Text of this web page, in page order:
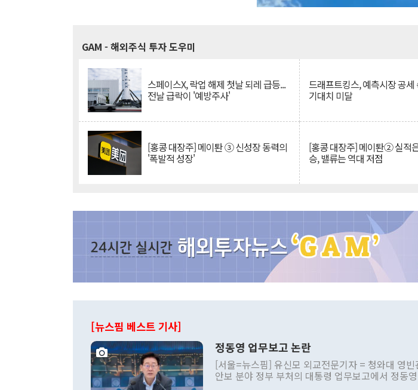
GAM - 해외주식 투자 도우미
스페이스X, 락업 해제 첫날 되레 급등...
전날 급락이 '예방주사'
드래프트킹스, 예측시장 공세
기대치 미달
[홍콩 대장주] 메이퇀 ③ 신성장 동력의
'폭발적 성장'
[홍콩 대장주] 메이퇀② 실적
승, 밸류는 역대 저점
[뉴스핌 베스트 기사]
정동영 업무보고 논란
[서울=뉴스핌] 유신모 외교전문기자 = 청와대 영빈
안보 분야 정부 부처의 대통령 업무보고에서 정동